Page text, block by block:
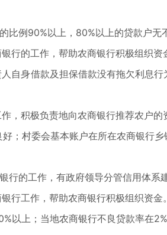
比例90%以上，80%以上的贷款户无
行的工作，帮助农商银行积极组织资
自身借款及担保借款没有拖欠利息
，积极负责地向农商银行推荐农户
；村委会基本账户在所在农商银行乡
行的工作，有政府领导分管信用体
行工作，帮助农商银行积极组织资金
以上；当地农商银行不良贷款率在